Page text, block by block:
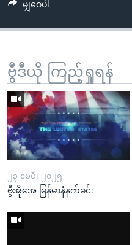
မျှဝေပါ
ဗွီဒီယို ကြည့်ရှုရန်
၂၃ ဧၿပီ၊ ၂၀၂၅
ဗွီအိုအေ မြန်မာနံနက်ခင်း